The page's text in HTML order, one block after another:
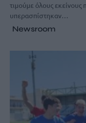
τιμούμε όλους εκείνους
υπερασπίστηκαν…
Newsroom